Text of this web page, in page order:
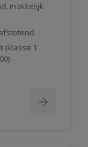
makkelijk
(klasse 1